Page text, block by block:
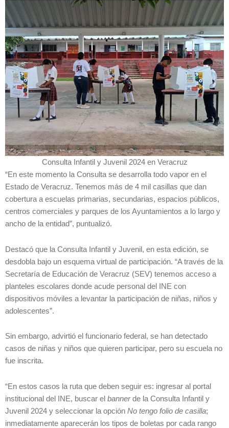
Consulta Infantil y Juvenil 2024 en Veracruz
“En este momento la Consulta se desarrolla todo vapor en el
Estado de Veracruz. Tenemos más de 4 mil casillas que dan
cobertura a escuelas primarias, secundarias, espacios públicos,
centros comerciales y parques de los Ayuntamientos a lo largo y
ancho de la entidad”, puntualizó.
Destacó que la Consulta Infantil y Juvenil, en esta edición, se
desdobla bajo un esquema virtual de participación. “A través de la
Secretaría de Educación de Veracruz (SEV) tenemos acceso a
planteles escolares donde acude personal del INE con
dispositivos móviles a levantar la participación de niñas, niños y
adolescentes”.
Sin embargo, advirtió el funcionario federal, se han detectado
casos de niñas y niños que quieren participar, pero su escuela no
fue inscrita.
“En estos casos la ruta que deben seguir es: ingresar al portal
institucional del INE, buscar el bannerde la Consulta Infantil y
Juvenil 2024 y seleccionar la opción No tengo folio de casilla;
inmediatamente aparecerán los tipos de boletas por cada rango